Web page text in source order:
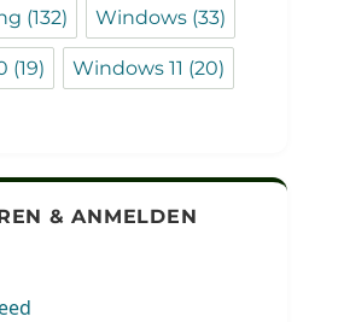
(132) Windows (33)
(19) Windows 11 (20)
& ANMELDEN